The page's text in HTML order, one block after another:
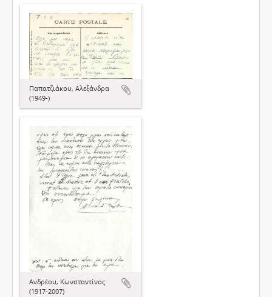
Παπατζιάκου, Αλεξάνδρα
(1949-)
Ανδρέου, Κωνσταντίνος
(1917-2007)